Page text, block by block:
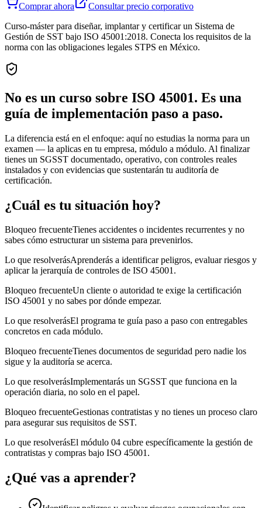
Comprar ahora
Consultar precio corporativo
Curso-máster para diseñar, implantar y certificar un Sistema de
Gestión de SST bajo ISO 45001:2018. Conecta los requisitos de la
norma con las obligaciones legales STPS en México.
No es un curso sobre ISO 45001. Es una
guía de implementación paso a paso.
La diferencia está en el enfoque: aquí no estudias la norma para un
examen — la aplicas en tu empresa, módulo a módulo. Al finalizar
tienes un SGSST documentado, operativo, con controles reales
instalados y con evidencias que sustentarán tu auditoría de
certificación.
¿Cuál es tu situación hoy?
Bloqueo frecuenteTienes accidentes o incidentes recurrentes y no
sabes cómo estructurar un sistema para prevenirlos.
Lo que resolverásAprenderás a identificar peligros, evaluar riesgos y
aplicar la jerarquía de controles de ISO 45001.
Bloqueo frecuenteUn cliente o autoridad te exige la certificación
ISO 45001 y no sabes por dónde empezar.
Lo que resolverásEl programa te guía paso a paso con entregables
concretos en cada módulo.
Bloqueo frecuenteTienes documentos de seguridad pero nadie los
sigue y la auditoría se acerca.
Lo que resolverásImplementarás un SGSST que funciona en la
operación diaria, no solo en el papel.
Bloqueo frecuenteGestionas contratistas y no tienes un proceso claro
para asegurar sus requisitos de SST.
Lo que resolverásEl módulo 04 cubre específicamente la gestión de
contratistas y compras bajo ISO 45001.
¿Qué vas a aprender?